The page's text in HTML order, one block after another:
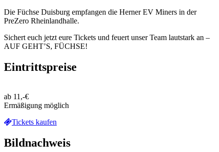
Die Füchse Duisburg empfangen die Herner EV Miners in der
PreZero Rheinlandhalle.
Sichert euch jetzt eure Tickets und feuert unser Team lautstark an –
AUF GEHT’S, FÜCHSE!
Eintrittspreise
ab 11,-€
Ermäßigung möglich
Tickets kaufen
Bildnachweis